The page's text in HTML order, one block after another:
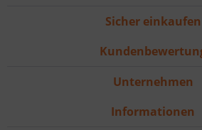
Sicher einkaufen
Unternehmen
Informationen